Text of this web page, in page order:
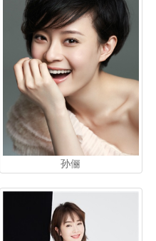
孙俪